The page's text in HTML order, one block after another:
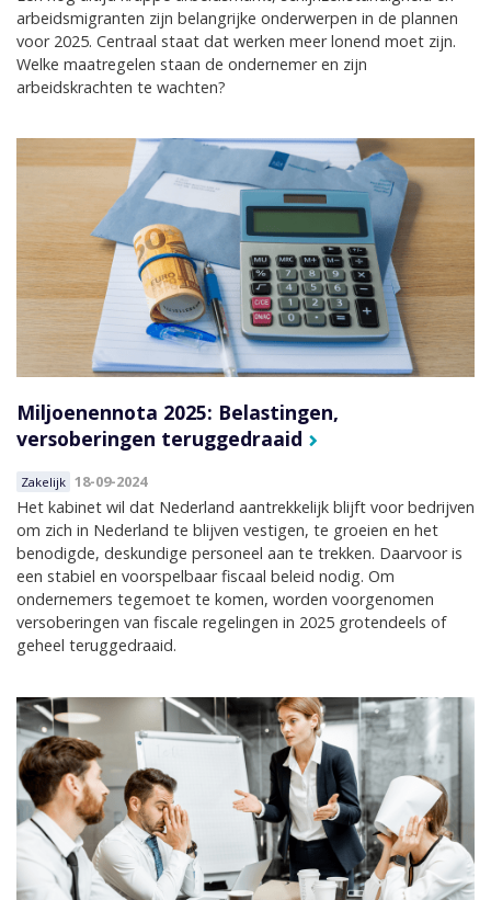
arbeidsmigranten zijn belangrijke onderwerpen in de plannen
voor 2025. Centraal staat dat werken meer lonend moet zijn.
Welke maatregelen staan de ondernemer en zijn
arbeidskrachten te wachten?
Miljoenennota 2025: Belastingen,
versoberingen teruggedraaid
Zakelijk 18-09-2024
Het kabinet wil dat Nederland aantrekkelijk blijft voor bedrijven
om zich in Nederland te blijven vestigen, te groeien en het
benodigde, deskundige personeel aan te trekken. Daarvoor is
een stabiel en voorspelbaar fiscaal beleid nodig. Om
ondernemers tegemoet te komen, worden voorgenomen
versoberingen van fiscale regelingen in 2025 grotendeels of
geheel teruggedraaid.